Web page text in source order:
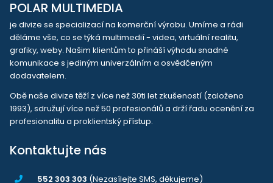
POLAR MULTIMEDIA
je divize se specializací na komerční výrobu. Umíme a rádi
děláme vše, co se týká multimedií - videa, virtuální realitu,
grafiky, weby. Našim klientům to přináší výhodu snadné
komunikace s jediným univerzálním a osvědčeným
dodavatelem.
Obě naše divize těží z více než 30ti let zkušeností (založeno
1993), sdružují více než 50 profesionálů a drží řadu ocenění za
profesionalitu a proklientský přístup.
Kontaktujte nás
552 303 303 (Nezasílejte SMS, děkujeme)